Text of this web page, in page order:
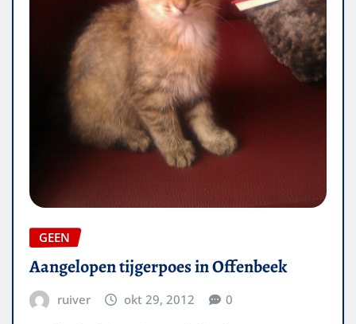
GEEN
Aangelopen tijgerpoes in Offenbeek
ruiver okt 29, 2012 0